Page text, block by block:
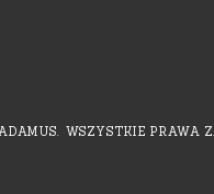
WSZYSTKIE PRAWA